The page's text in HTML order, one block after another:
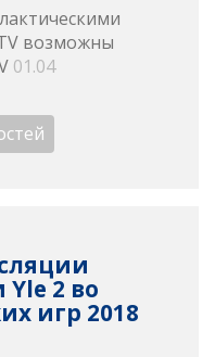
возможны
01.04
Yle 2 во
игр 2018